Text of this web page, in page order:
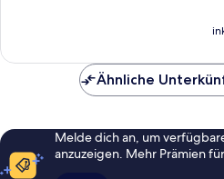
Ähnliche
Melde dich an, um
anzuzeigen. Mehr Prämien